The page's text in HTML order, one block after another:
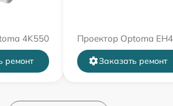
4K550
ремонт
Проектор Optoma
Заказать ремонт